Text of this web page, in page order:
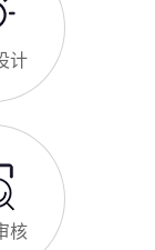
流程，容易被服
等问题。结合我
详细拆解网站建
都清晰明了，帮
。第一步，需求
不是“锦上添
核心价值体现在
和中小微企业的
不同于线下门
本地客户是白天